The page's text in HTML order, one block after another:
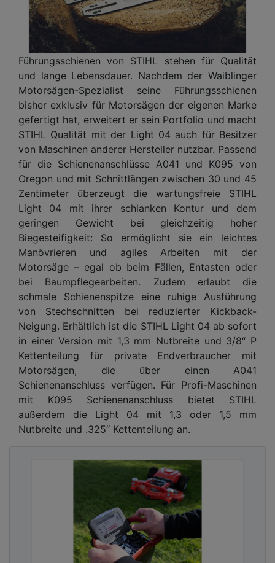
Führungsschienen von STIHL stehen für Qualität
und lange Lebensdauer. Nachdem der Waiblinger
Motorsägen-Spezialist seine Führungsschienen
bisher exklusiv für Motorsägen der eigenen Marke
gefertigt hat, erweitert er sein Portfolio und macht
STIHL Qualität mit der Light 04 auch für Besitzer
von Maschinen anderer Hersteller nutzbar. Passend
für die Schienenanschlüsse A041 und K095 von
Oregon und mit Schnittlängen zwischen 30 und 45
Zentimeter überzeugt die wartungsfreie STIHL
Light 04 mit ihrer schlanken Kontur und dem
geringen Gewicht bei gleichzeitig hoher
Biegesteifigkeit: So ermöglicht sie ein leichtes
Manövrieren und agiles Arbeiten mit der
Motorsäge – egal ob beim Fällen, Entasten oder
bei Baumpflegearbeiten. Zudem erlaubt die
schmale Schienenspitze eine ruhige Ausführung
von Stechschnitten bei reduzierter Kickback-
Neigung. Erhältlich ist die STIHL Light 04 ab sofort
in einer Version mit 1,3 mm Nutbreite und 3/8“ P
Kettenteilung für private Endverbraucher mit
Motorsägen, die über einen A041
Schienenanschluss verfügen. Für Profi-Maschinen
mit K095 Schienenanschluss bietet STIHL
außerdem die Light 04 mit 1,3 oder 1,5 mm
Nutbreite und .325“ Kettenteilung an.